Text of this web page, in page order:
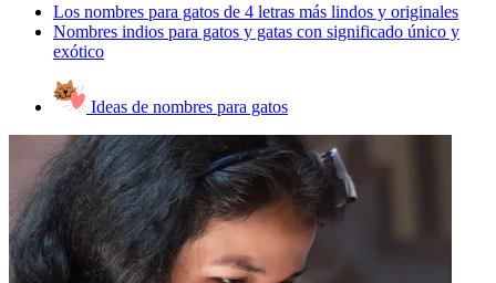
Los nombres para gatos de 4 letras más lindos y originales
Nombres indios para gatos y gatas con significado único y
exótico
Ideas de nombres para gatos